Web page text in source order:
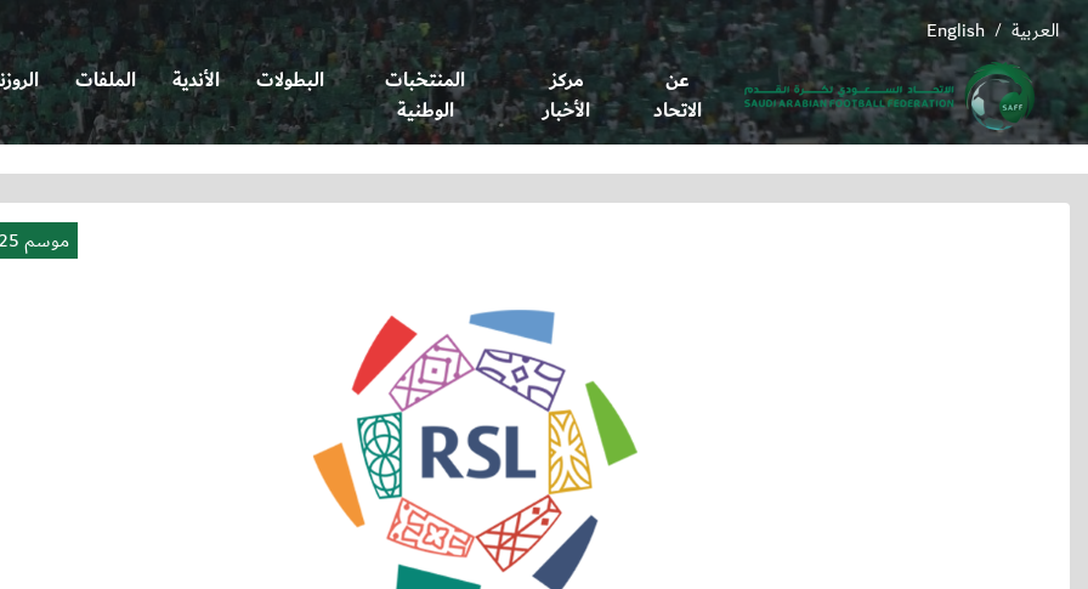
English / العربية
عن
الاتحاد
مركز
الأخبار
المنتخبات
الوطنية
البطولات الأندية الملفات